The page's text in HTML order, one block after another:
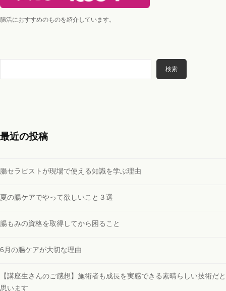
腸活におすすめのものを紹介しています。
検索
最近の投稿
腸セラピストが現場で使える知識を学ぶ理由
夏の腸ケアでやって欲しいこと３選
腸もみの資格を取得してから困ること
6月の腸ケアが大切な理由
【講座生さんのご感想】施術者も成長を実感できる素晴らしい技術だと
思います